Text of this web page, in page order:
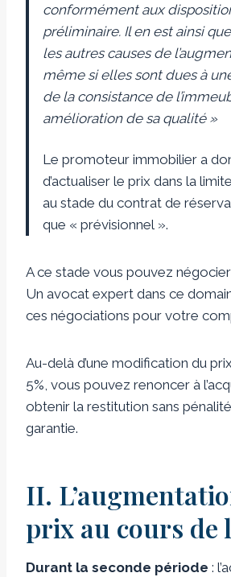
conformément aux
préliminaire. Il en est ainsi
les autres causes de
même si elles sont dues à
de la consistance de
amélioration de sa qualité »
Le promoteur immobilier a
d’actualiser le prix dans la
au stade du contrat de
que « prévisionnel ».
A ce stade vous pouvez
Un avocat expert dans ce
ces négociations pour votre
Au-delà d’une modification du
5%, vous pouvez renoncer à
obtenir la restitution sans
garantie.
II.
prix au cours de
Durant la seconde période :